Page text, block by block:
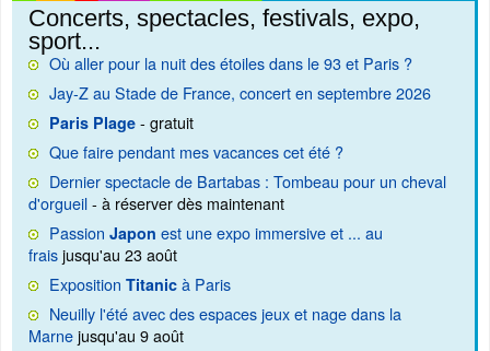
Concerts, spectacles, festivals, expo,
sport...
Où aller pour la nuit des étoiles dans le 93 et Paris ?
Jay-Z au Stade de France, concert en septembre 2026
Paris Plage - gratuit
Que faire pendant mes vacances cet été ?
Dernier spectacle de Bartabas : Tombeau pour un cheval
d'orgueil- à réserver dès maintenant
Passion Japon est une expo immersive et ... au
fraisjusqu'au 23 août
Exposition Titanic à Paris
Neuilly l'été avec des espaces jeux et nage dans la
Marnejusqu'au 9 août